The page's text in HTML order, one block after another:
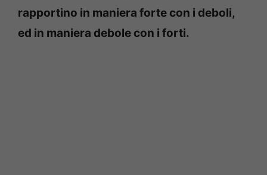
rapportino in maniera forte con i deboli,
ed in maniera debole con i forti.